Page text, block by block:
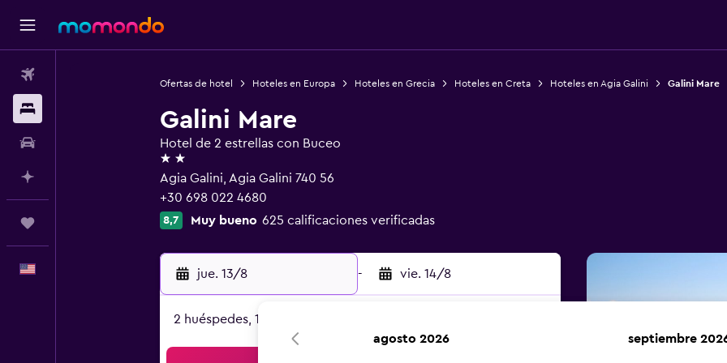
Ofertas de hotel Hoteles en Europa Hoteles en Grecia Hoteles en Creta Hoteles en Agia Galini Galini Mare
Galini Mare
Hotel de 2 estrellas con Buceo
2 estrellas
Agia Galini, Agia Galini 740 56
+30 698 022 4680
8,7 Muy bueno 625 calificaciones verificadas
jue. 13/8 - vie. 14/8
2 huéspedes, 1 habitación
agosto 2026 septiembre